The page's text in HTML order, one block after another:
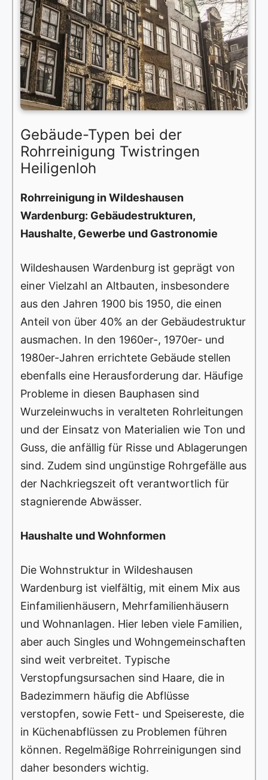
Gebäude-Typen bei der
Rohrreinigung Twistringen
Heiligenloh
Rohrreinigung in Wildeshausen
Wardenburg: Gebäudestrukturen,
Haushalte, Gewerbe und Gastronomie
Wildeshausen Wardenburg ist geprägt von
einer Vielzahl an Altbauten, insbesondere
aus den Jahren 1900 bis 1950, die einen
Anteil von über 40% an der Gebäudestruktur
ausmachen. In den 1960er-, 1970er- und
1980er-Jahren errichtete Gebäude stellen
ebenfalls eine Herausforderung dar. Häufige
Probleme in diesen Bauphasen sind
Wurzeleinwuchs in veralteten Rohrleitungen
und der Einsatz von Materialien wie Ton und
Guss, die anfällig für Risse und Ablagerungen
sind. Zudem sind ungünstige Rohrgefälle aus
der Nachkriegszeit oft verantwortlich für
stagnierende Abwässer.
Haushalte und Wohnformen
Die Wohnstruktur in Wildeshausen
Wardenburg ist vielfältig, mit einem Mix aus
Einfamilienhäusern, Mehrfamilienhäusern
und Wohnanlagen. Hier leben viele Familien,
aber auch Singles und Wohngemeinschaften
sind weit verbreitet. Typische
Verstopfungsursachen sind Haare, die in
Badezimmern häufig die Abflüsse
verstopfen, sowie Fett- und Speisereste, die
in Küchenabflüssen zu Problemen führen
können. Regelmäßige Rohrreinigungen sind
daher besonders wichtig.